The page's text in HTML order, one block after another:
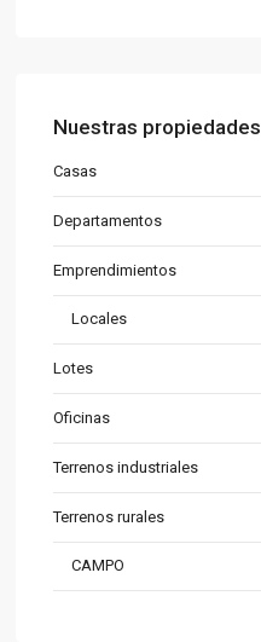
Nuestras propiedades
Casas
Departamentos
Emprendimientos
Locales
Lotes
Oficinas
Terrenos industriales
Terrenos rurales
CAMPO